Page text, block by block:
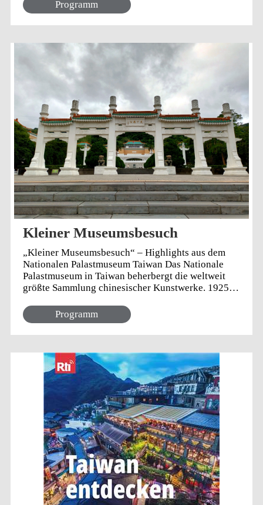
Programm
Kleiner Museumsbesuch
„Kleiner Museumsbesuch“ – Highlights aus dem
Nationalen Palastmuseum Taiwan Das Nationale
Palastmuseum in Taiwan beherbergt die weltweit
größte Sammlung chinesischer Kunstwerke. 1925
gegründet. Im Herbst 1948 begann die
Kommunistische Partei im Chinesischen
Bürgerkrieg die Oberhand zu gewinnen. Die
daraufhin dafür ein, die Artefakte, die in den 1930er
Jahren bereits aufgrund der japanischen Invasion
aus der Verbotenen Stadt in Peking in Sicherheit
gebracht werden mussten, nach Taiwan zu
verschiffen. Ebenso wurde vorgeschlagen, auch die
seltenen Bücher aus der Nationalen
Zentralbibliothek und archäologische Artefakte des
Instituts für Geschichte und Philologie, Academia
Sinica, nach Taiwan zu transportieren. Noch im
Dezember desselben Jahres wurden die ersten
Containerladungen nach Taiwan verschifft und so
gelangten große Teile der Artefakte (insgesamt
608.985) nach Taiwan. Dort entwickelt...
Programm